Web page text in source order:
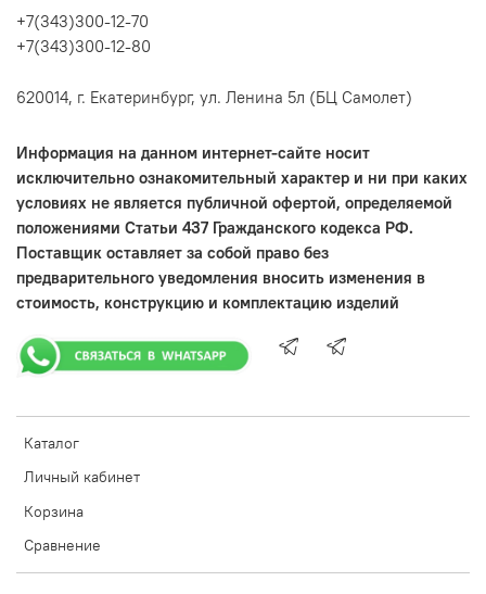
Каталог
Личный кабинет
Корзина
Сравнение
+7(343)300-12-70
+7(343)300-12-80
620014, г. Екатеринбург, ул. Ленина 5л (БЦ Самолет)
Информация на данном интернет-сайте носит
исключительно ознакомительный характер и ни при каких
условиях не является публичной офертой, определяемой
положениями Статьи 437 Гражданского кодекса РФ.
Поставщик оставляет за собой право без
предварительного уведомления вносить изменения в
стоимость, конструкцию и комплектацию изделий